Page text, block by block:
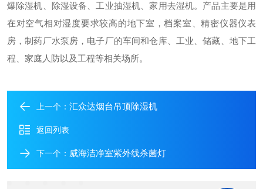
爆除湿机、除湿设备、工业抽湿机、家用去湿机。产品主要是用
在对空气相对湿度要求较高的地下室，档案室、精密仪器仪表
房，制药厂水泵房，电子厂的车间和仓库、工业、储藏、地下工
程、家庭人防以及工程等相关场所。
上一个： 汇众达烟台吊顶除湿机
返回列表
下一个： 威海洁净室紫外线杀菌灯